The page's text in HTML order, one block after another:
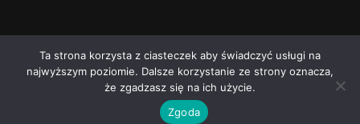
COPRZECZYTAĆ.PL 2021 | STRONA WYKORZYSTUJE PLIKI COOKIES |
POLITYKĄ PRYWATNOŚCI
Ta strona korzysta z ciasteczek aby świadczyć usługi na
najwyższym poziomie. Dalsze korzystanie ze strony oznacza,
że zgadzasz się na ich użycie.
Zgoda